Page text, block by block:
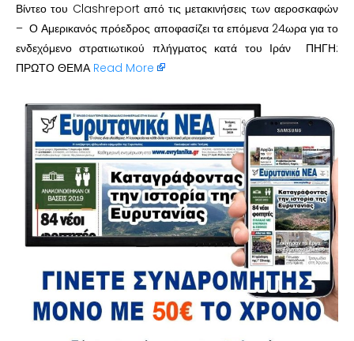
Βίντεο του Clashreport από τις μετακινήσεις των αεροσκαφών
– Ο Αμερικανός πρόεδρος αποφασίζει τα επόμενα 24ωρα για το
ενδεχόμενο στρατιωτικού πλήγματος κατά του Ιράν ΠΗΓΗ:
ΠΡΩΤΟ ΘΕΜΑ Read More